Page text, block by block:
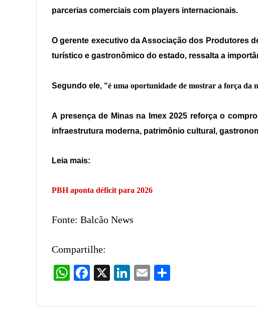
parcerias comerciais com players internacionais.
O gerente executivo da Associação dos Produtores
turístico e gastronômico do estado, ressalta a
Segundo ele, “é uma oportunidade de mostrar a força da
A presença de Minas na Imex 2025 reforça o
infraestrutura moderna, patrimônio cultural,
Leia mais:
PBH aponta déficit para 2026
Fonte: Balcão News
Compartilhe:
WhatsAppFacebook LinkedInEmail